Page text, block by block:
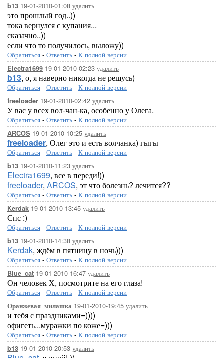
b13 19-01-2010-01:08 удалить
это прошлый год..))
тока вернулся с купания...
сказачно..))
если что то получилось, выложу))
Обратиться - Ответить - К полной версии
Electra1699 19-01-2010-02:23 удалить
b13, о, я наверно никогда не решусь)
Обратиться - Ответить - К полной версии
freeloader 19-01-2010-02:42 удалить
У вас у всех вол-чан-ка, особенно у Олега.
Обратиться - Ответить - К полной версии
ARCOS 19-01-2010-10:25 удалить
freeloader, Олег это и есть волчанка) гыгы
Обратиться - Ответить - К полной версии
b13 19-01-2010-11:23 удалить
Electra1699, все в переди!))
freeloader, ARCOS, эт что болезнь? лечится??
Обратиться - Ответить - К полной версии
Kerdak 19-01-2010-13:45 удалить
Спс :)
Обратиться - Ответить - К полной версии
b13 19-01-2010-14:38 удалить
Kerdak, ждём в пятницу в ночь)))
Обратиться - Ответить - К полной версии
Blue_cat 19-01-2010-16:47 удалить
Он человек Х, посмотрите на его глаза!
Обратиться - Ответить - К полной версии
Оранжевая_милашка 19-01-2010-19:45 удалить
и тебя с праздниками=))))
офигеть...муражки по коже=)))
Обратиться - Ответить - К полной версии
b13 19-01-2010-20:53 удалить